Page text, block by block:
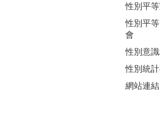
性別平
性別平
會
性別意
性別統
網站連結